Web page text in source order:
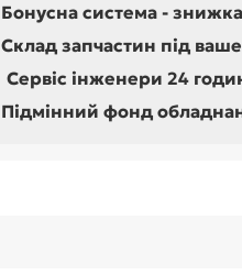
Бонусна система -
Склад запчастин під
Сервіс інженери 24
Підмінний фонд